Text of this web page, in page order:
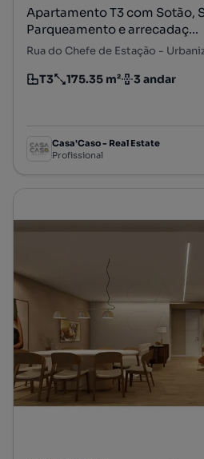
Apartamento T3 com Sotão,
Parqueamento e arrecadaç...
Tipologia
T3
Preço por metro quadrado
175.35 m²
Andar 3 andar
Casa'Caso - Real Estate
Profissional